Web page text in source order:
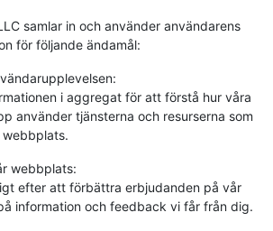
samlar in och använder användarens
för följande ändamål:
i aggregat för att förstå hur våra
använder tjänsterna och resurserna som
webbplats:
efter att förbättra erbjudanden på vår
information och feedback vi får från dig.